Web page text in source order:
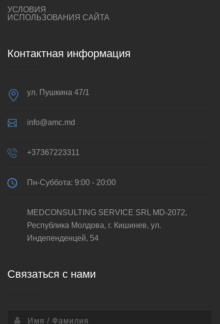
УСЛОВИЯ
ИСПОЛЬЗОВАНИЯ САЙТА
Контактная информация
ул. Пушкина 47/1
info@amc.md
+37367223311
Пн-Суббота: 9:00 - 20:00
MEDCONSULTING SERVICE SRL MD-2072,
Республика Молдова, г. Кишинев, ул.
Индепенденцей, 54
Связаться с нами